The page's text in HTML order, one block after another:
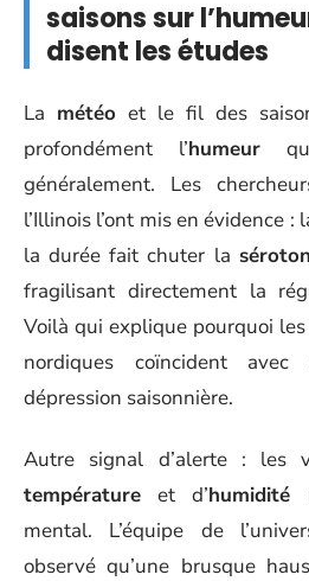
saisons sur
disent les études
La météo et le fil des
profondément l’humeur
généralement. Les
l’Illinois l’ont mis en évidence
la durée fait chuter la
fragilisant directement la
Voilà qui explique pourquoi
nordiques coïncident
dépression saisonnière.
Autre signal d’alerte : les
température et d’humidité
mental. L’équipe de
observé qu’une brusque